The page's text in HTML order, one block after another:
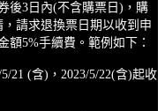
後3日內(不含購票日)，購
請求退換票日期以收到申
額5%手續費。範例如下：
21 (含)，2023/5/22(含)起收